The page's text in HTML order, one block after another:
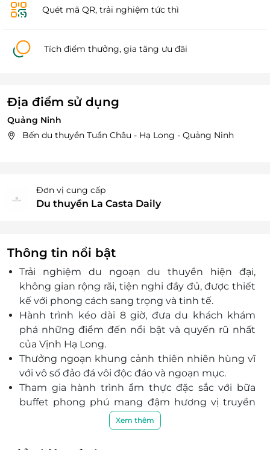
Quét mã QR, trải nghiệm tức thì
Tích điểm thưởng, gia tăng ưu đãi
Địa điểm sử dụng
Quảng Ninh
Bến du thuyền Tuần Châu - Hạ Long - Quảng Ninh
Đơn vị cung cấp
Du thuyền La Casta Daily
Thông tin nổi bật
Trải nghiệm du ngoạn du thuyền hiện đại,
không gian rộng rãi, tiện nghi đầy đủ, được thiết
kế với phong cách sang trọng và tinh tế.
Hành trình kéo dài 8 giờ, đưa du khách khám
phá những điểm đến nổi bật và quyến rũ nhất
của Vịnh Hạ Long.
Thưởng ngoạn khung cảnh thiên nhiên hùng vĩ
với vô số đảo đá vôi độc đáo và ngoạn mục.
Tham gia hành trình ẩm thực đặc sắc với bữa
buffet phong phú mang đậm hương vị truyền
thống Việt Nam ngay trên du thuyền.
Tận hưởng khoảnh khắc thư giãn tuyệt vời với
các hoạt động hấp dẫn như ngâm mình trong
Xem thêm